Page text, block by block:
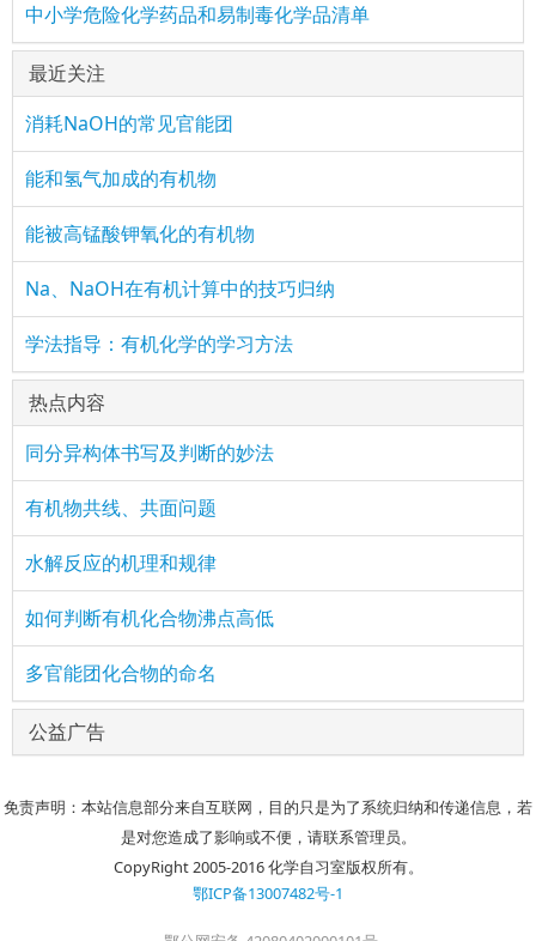
中小学危险化学药品和易制毒化学品清单
最近关注
消耗NaOH的常见官能团
能和氢气加成的有机物
能被高锰酸钾氧化的有机物
Na、NaOH在有机计算中的技巧归纳
学法指导：有机化学的学习方法
热点内容
同分异构体书写及判断的妙法
有机物共线、共面问题
水解反应的机理和规律
如何判断有机化合物沸点高低
多官能团化合物的命名
公益广告
免责声明：本站信息部分来自互联网，目的只是为了系统归纳和传递信息，若
是对您造成了影响或不便，请联系管理员。
CopyRight 2005-2016 化学自习室版权所有。
鄂ICP备13007482号-1